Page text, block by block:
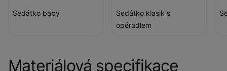
Sedátko baby
Sedátko klasik s
opěradlem
Materiálová specifikace